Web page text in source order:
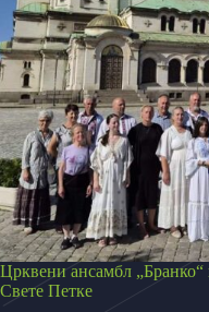
Црквени ансамбл „Бранко“
Свете Петке